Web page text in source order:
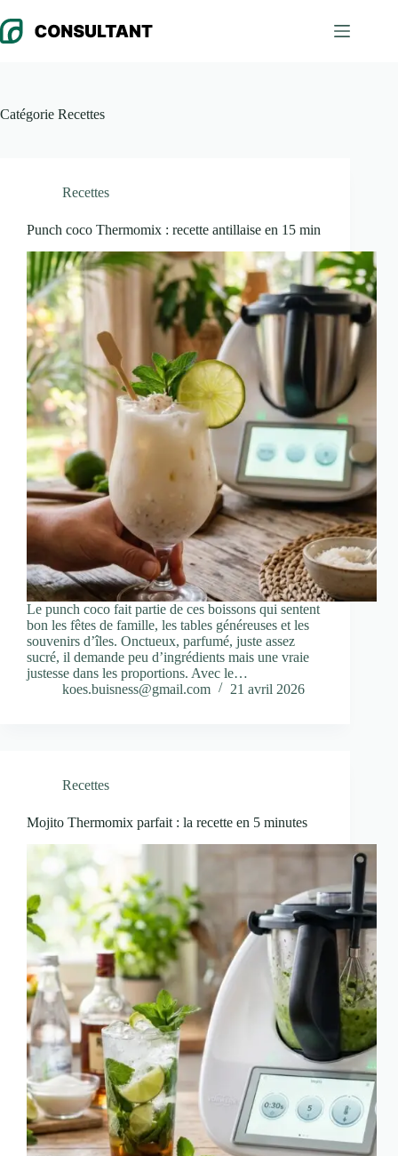
au
contenu
Catégorie Recettes
Recettes
Punch coco Thermomix : recette antillaise en 15 min
Le punch coco fait partie de ces boissons qui sentent
bon les fêtes de famille, les tables généreuses et les
souvenirs d’îles. Onctueux, parfumé, juste assez
sucré, il demande peu d’ingrédients mais une vraie
justesse dans les proportions. Avec le…
koes.buisness@gmail.com
21 avril 2026
Recettes
Mojito Thermomix parfait : la recette en 5 minutes